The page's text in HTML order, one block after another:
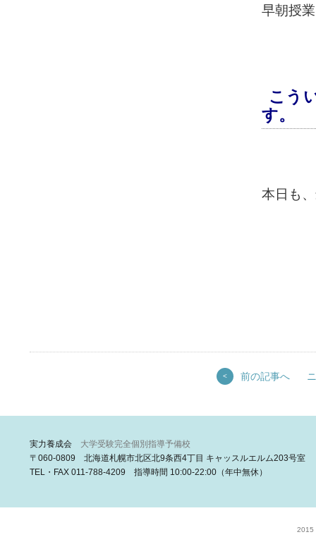
早朝授
こう
す。
本日も
< 前の記事へ
実力養成会 大学受験完全個別指導予備校
〒060-0809 北海道札幌市北区北9条西4丁目 キャッスルエルム203号室
TEL・FAX 011-788-4209 指導時間 10:00-22:00（年中無休）
2015